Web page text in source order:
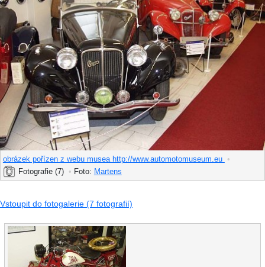
obrázek pořízen z webu musea http://www.automotomuseum.eu •
Fotografie (7)
• Foto: Martens
Vstoupit do fotogalerie (7 fotografií)